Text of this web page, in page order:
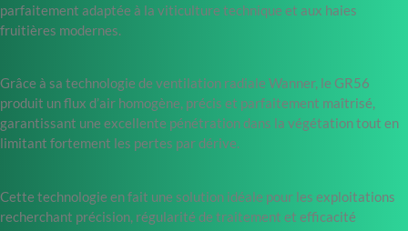
parfaitement adaptée à la viticulture technique et aux haies
fruitières modernes.
Grâce à sa technologie de ventilation radiale Wanner, le GR56
produit un flux d’air homogène, précis et parfaitement maîtrisé,
garantissant une excellente pénétration dans la végétation tout en
limitant fortement les pertes par dérive.
Cette technologie en fait une solution idéale pour les exploitations
recherchant précision, régularité de traitement et efficacité